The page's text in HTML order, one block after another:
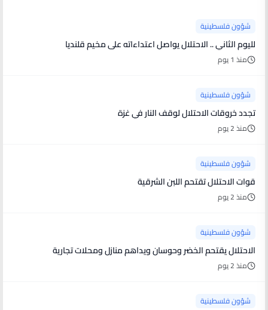
شؤون فلسطينية
لليوم الثاني .. الاحتلال يواصل اعتداءاته على مخيم قلنديا
منذ 1 يوم
شؤون فلسطينية
تجدد خروقات الاحتلال لوقف النار في غزة
منذ 2 يوم
شؤون فلسطينية
قوات الاحتلال تقتحم اللبن الشرقية
منذ 2 يوم
شؤون فلسطينية
الاحتلال يقتحم الخضر وحوسان ويداهم منازل ومحلات تجارية
منذ 2 يوم
شؤون فلسطينية